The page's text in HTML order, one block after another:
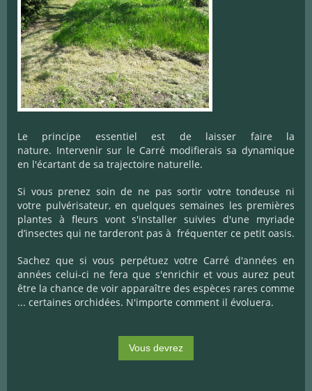
Le principe essentiel est de laisser faire la
nature. Intervenir sur le Carré modifierais sa dynamique
en l'écartant de sa trajectoire naturelle.
Si vous prenez soin de ne pas sortir votre tondeuse ni
votre pulvérisateur, en quelques semaines les premières
plantes à fleurs vont s'installer suivies d'une myriade
d’insectes qui ne tarderont pas à fréquenter ce petit oasis.
Sachez que si vous perpétuez votre Carré d'années en
années celui-ci ne fera que s'enrichir et vous aurez peut
être la chance de voir apparaître des espèces rares comme
... certaines orchidées. N'importe comment il évoluera.
Vous devrez